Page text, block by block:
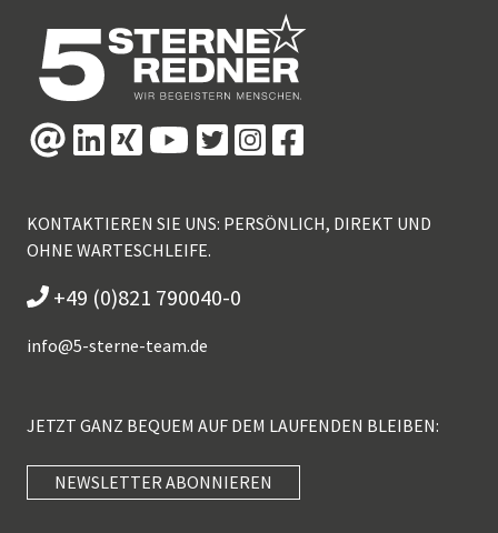
KONTAKTIEREN SIE UNS: PERSÖNLICH, DIREKT UND
OHNE WARTESCHLEIFE.
+49 (0)821 790040-0
info@5-sterne-team.de
JETZT GANZ BEQUEM AUF DEM LAUFENDEN BLEIBEN:
NEWSLETTER ABONNIEREN